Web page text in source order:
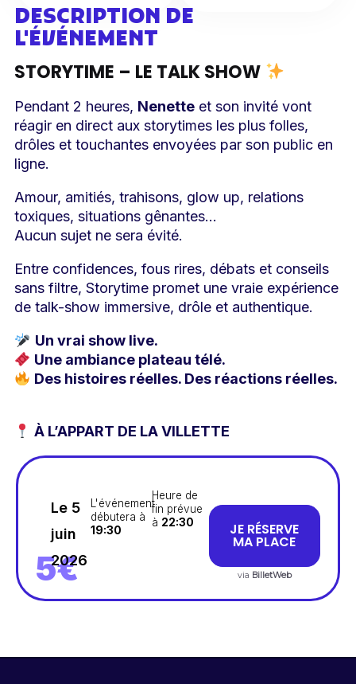
DESCRIPTION DE
L'ÉVÉNEMENT
STORYTIME – LE TALK SHOW
Pendant 2 heures, Nenette et son invité vont
réagir en direct aux storytimes les plus folles,
drôles et touchantes envoyées par son public en
ligne.
Amour, amitiés, trahisons, glow up, relations
toxiques, situations gênantes…
Aucun sujet ne sera évité.
Entre confidences, fous rires, débats et conseils
sans filtre, Storytime promet une vraie expérience
de talk-show immersive, drôle et authentique.
Un vrai show live.
Une ambiance plateau télé.
Des histoires réelles. Des réactions réelles.
À L’APPART DE LA VILLETTE
5€
Le 5
juin
2026
L'événement
débutera à
19:30
Heure de
fin prévue
à 22:30 JE RÉSERVE
MA PLACE
via BilletWeb